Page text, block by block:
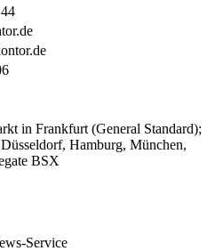
in Frankfurt (General Standard);
Hamburg, München,
BSX
Service